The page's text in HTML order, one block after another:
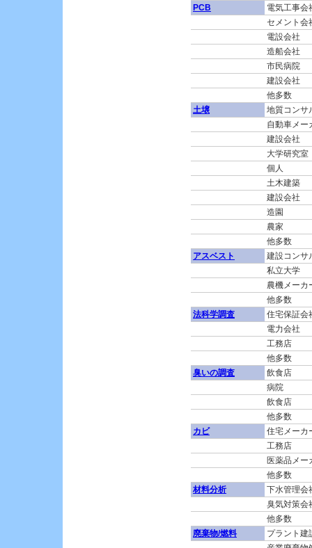
PCB
電気工事会
セメント会
電設会社
造船会社
市民病院
建設会社
他多数
土壌
地質コンサ
自動車メー
建設会社
大学研究室
個人
土木建築
建設会社
造園
農家
他多数
アスベスト
建設コンサ
私立大学
農機メーカ
他多数
法科学調査
住宅保証会
電力会社
工務店
他多数
臭いの調査
飲食店
病院
飲食店
他多数
カビ
住宅メーカ
工務店
医薬品メー
他多数
材料分析
下水管理会
臭気対策会
他多数
廃棄物/燃料
プラント建